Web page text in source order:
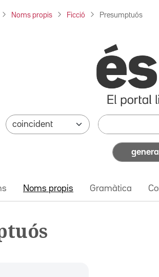
Noms propis Ficció Presumptuós
Noms propis Gramàtica